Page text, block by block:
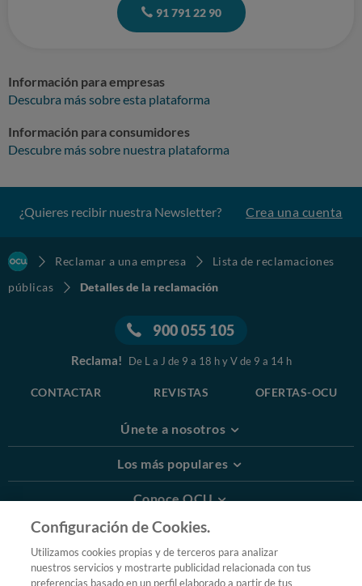
91 791 22 90
Información para empresas
Descubra más sobre esta plataforma
Información para consumidores
Descubre más sobre nuestra plataforma
¿Quieres recibir nuestra Newsletter? Crea una cuenta
Reclamar a una empresa
Lista de reclamaciones
públicas
Detalles de la reclamación
900 055 105
Reclama! De L a J de 9 a 18 h y V de 9 a 14 h
CONTACTAR REVISTAS OFERTAS-OCU
Únete a nosotros
Los más populares
Conoce OCU
Más Información
© 2026 OCU
Configuración de Cookies.
Utilizamos cookies propias y de terceros para analizar
nuestros servicios y mostrarte publicidad relacionada con tus
preferencias basado en un perfil elaborado a partir de tus